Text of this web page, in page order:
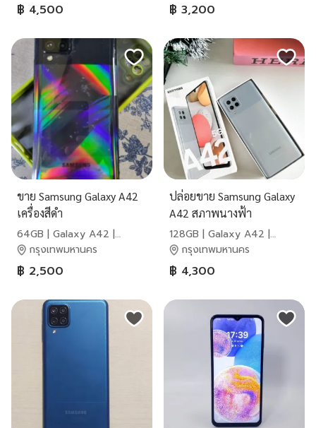
฿ 4,500 ฿ 3,200
ขาย Samsung Galaxy A42
เครื่องสีดำ
64GB | Galaxy A42 |
Samsung
กรุงเทพมหานคร
฿ 2,500
ปล่อยขาย Samsung Galaxy
A42 สภาพนางฟ้า
128GB | Galaxy A42 |
Samsung
กรุงเทพมหานคร
฿ 4,300